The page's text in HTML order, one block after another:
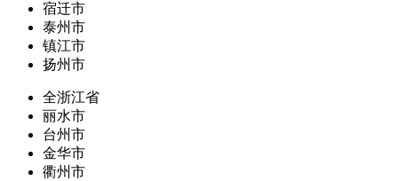
宿迁市
泰州市
镇江市
扬州市
全浙江省
丽水市
台州市
金华市
衢州市